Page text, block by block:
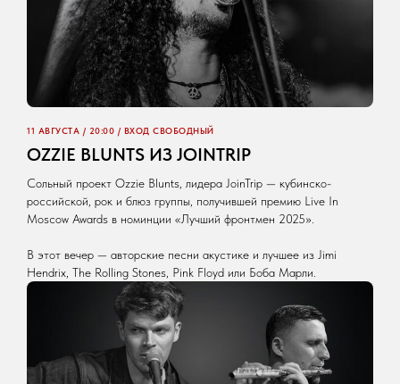
11 АВГУСТА / 20:00 / ВХОД СВОБОДНЫЙ
OZZIE BLUNTS ИЗ JOINTRIP
Сольный проект Ozzie Blunts, лидера JoinTrip — кубинско-
российской, рок и блюз группы, получившей премию Live In
Moscow Awards в номинции «Лучший фронтмен 2025».
В этот вечер — авторские песни акустике и лучшее из Jimi
Hendrix, The Rolling Stones, Pink Floyd или Боба Марли.